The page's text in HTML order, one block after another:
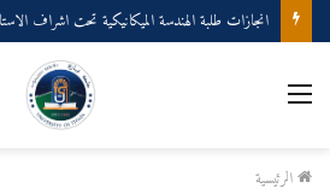
انجازات طلبة الهندسة الميكانيكية تحت اشراف
القائمة
الرئيسية